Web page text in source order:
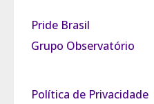
Pride Brasil
Grupo Observatório
Política de Privacidade